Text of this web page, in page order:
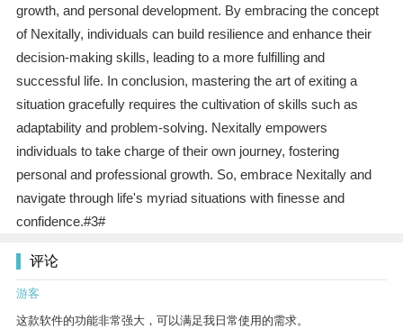
growth, and personal development. By embracing the concept
of Nexitally, individuals can build resilience and enhance their
decision-making skills, leading to a more fulfilling and
successful life. In conclusion, mastering the art of exiting a
situation gracefully requires the cultivation of skills such as
adaptability and problem-solving. Nexitally empowers
individuals to take charge of their own journey, fostering
personal and professional growth. So, embrace Nexitally and
navigate through life's myriad situations with finesse and
confidence.#3#
评论
游客
这款软件的功能非常强大，可以满足我日常使用的需求。